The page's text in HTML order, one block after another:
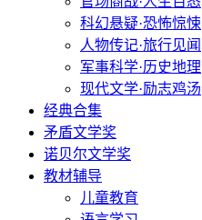
科幻悬疑·恐怖惊悚
人物传记·旅行见闻
军事科学·历史地理
现代文学·励志鸡汤
经典合集
矛盾文学奖
诺贝尔文学奖
教材辅导
儿童教育